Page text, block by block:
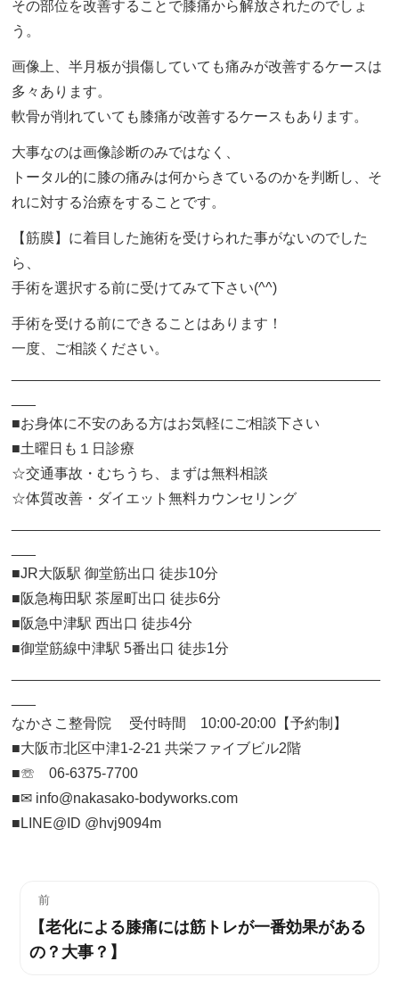
その部位を改善することで膝痛から解放されたのでしょ
う。
画像上、半月板が損傷していても痛みが改善するケースは
多々あります。
軟骨が削れていても膝痛が改善するケースもあります。
大事なのは画像診断のみではなく、
トータル的に膝の痛みは何からきているのかを判断し、そ
れに対する治療をすることです。
【筋膜】に着目した施術を受けられた事がないのでした
ら、
手術を選択する前に受けてみて下さい(^^)
手術を受ける前にできることはあります！
一度、ご相談ください。
■お身体に不安のある方はお気軽にご相談下さい
■土曜日も１日診療
☆交通事故・むちうち、まずは無料相談
☆体質改善・ダイエット無料カウンセリング
■JR大阪駅 御堂筋出口 徒歩10分
■阪急梅田駅 茶屋町出口 徒歩6分
■阪急中津駅 西出口 徒歩4分
■御堂筋線中津駅 5番出口 徒歩1分
なかさこ整骨院 受付時間 10:00-20:00【予約制】
■大阪市北区中津1-2-21 共栄ファイブビル2階
■☏ 06-6375-7700
■✉︎ info@nakasako-bodyworks.com
■LINE@ID @hvj9094m
前
過
去
【老化による膝痛には筋トレが一番効果がある
の？大事？】